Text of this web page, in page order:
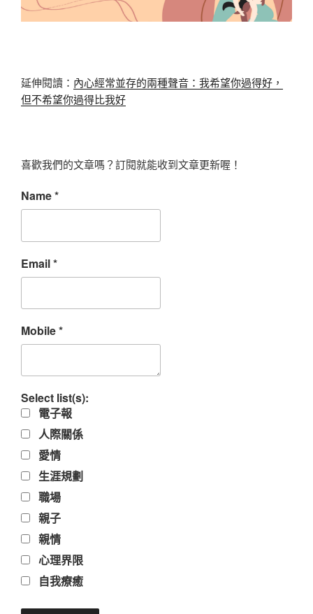
延伸閱讀： 內心經常並存的兩種聲音：我希望你過得好，
但不希望你過得比我好
喜歡我們的文章嗎？訂閱就能收到文章更新喔！
Name*
Email*
Mobile*
Select list(s):
電子報
人際關係
愛情
生涯規劃
職場
親子
親情
心理界限
自我療癒